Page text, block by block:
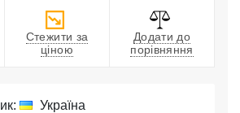
Стежити за
ціною
Додати до
порівняння
Україна